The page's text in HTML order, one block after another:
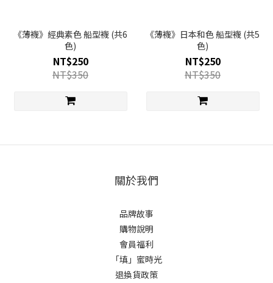
《薄襪》經典素色 船型襪 (共6
色)
NT$250
NT$350
《薄襪》日本和色 船型襪 (共5
色)
NT$250
NT$350
關於我們
品牌故事
購物說明
會員福利
「填」蜜時光
退換貨政策